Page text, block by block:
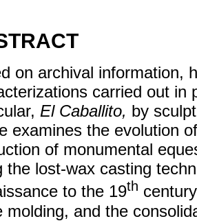
on archival information,
carried out in
El Caballito, by
examines the evolution
of monumental
the lost-wax casting
to the 19th
molding, and the